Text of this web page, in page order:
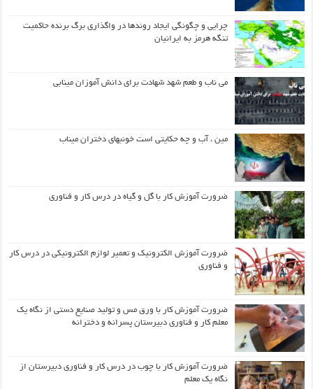
چرایی و چگونگی ایجاد روندها در واگذاری برگ برنده حاکمیت
تنگه هرمز به ایرانیان
می ناب و طعم شهد شهادت برای دانش آموزان مینابی
مین ، آب و چه حکایتی است خونبهای دختران میناب
ضرورت آموزش کار با گل و گیاه در درس کار و فناوری
ضرورت آموزش الکترونیک و تعمیر لوازم الکترونیکی در درس کار
و فناوری
ضرورت آموزش کار با ورق مس و تولید صنایع دستی از نگاه یک
معلم کار و فناوری دبیرستان پسرانه و دخترانه
ضرورت آموزش کار با چوب در درس کار و فناوری دبیرستان از
نگاه یک معلم